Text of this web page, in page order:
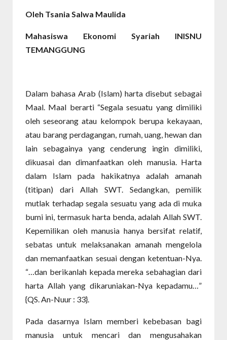
Oleh Tsania Salwa Maulida
Mahasiswa Ekonomi Syariah INISNU
TEMANGGUNG
Dalam bahasa Arab (Islam) harta disebut sebagai
Maal. Maal berarti “Segala sesuatu yang dimiliki
oleh seseorang atau kelompok berupa kekayaan,
atau barang perdagangan, rumah, uang, hewan dan
lain sebagainya yang cenderung ingin dimiliki,
dikuasai dan dimanfaatkan oleh manusia. Harta
dalam Islam pada hakikatnya adalah amanah
(titipan) dari Allah SWT. Sedangkan, pemilik
mutlak terhadap segala sesuatu yang ada di muka
bumi ini, termasuk harta benda, adalah Allah SWT.
Kepemilikan oleh manusia hanya bersifat relatif,
sebatas untuk melaksanakan amanah mengelola
dan memanfaatkan sesuai dengan ketentuan-Nya.
“…dan berikanlah kepada mereka sebahagian dari
harta Allah yang dikaruniakan-Nya kepadamu…”
{QS. An-Nuur : 33}.
Pada dasarnya Islam memberi kebebasan bagi
manusia untuk mencari dan mengusahakan